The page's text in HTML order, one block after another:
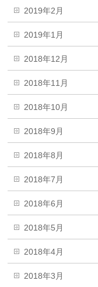
2019年2月
2019年1月
2018年12月
2018年11月
2018年10月
2018年9月
2018年8月
2018年7月
2018年6月
2018年5月
2018年4月
2018年3月